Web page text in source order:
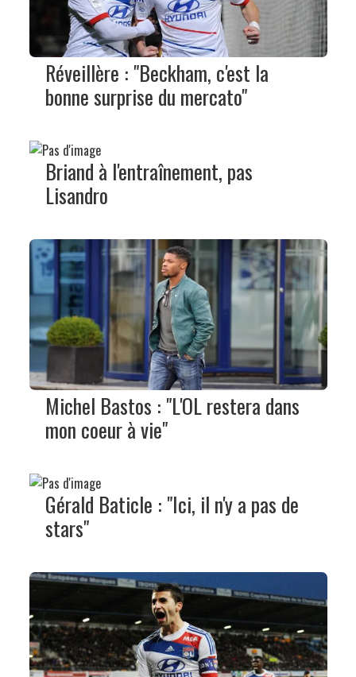
Réveillère : "Beckham, c'est la
bonne surprise du mercato"
Briand à l'entraînement, pas
Lisandro
Michel Bastos : "L'OL restera dans
mon coeur à vie"
Gérald Baticle : "Ici, il n'y a pas de
stars"